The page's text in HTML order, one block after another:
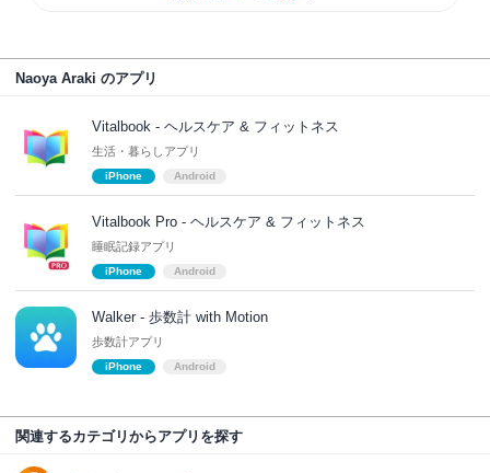
Naoya Araki のアプリ
Vitalbook - ヘルスケア & フィットネス
生活・暮らしアプリ
iPhone Android
Vitalbook Pro - ヘルスケア & フィットネス
睡眠記録アプリ
iPhone Android
Walker - 歩数計 with Motion
歩数計アプリ
iPhone Android
関連するカテゴリからアプリを探す